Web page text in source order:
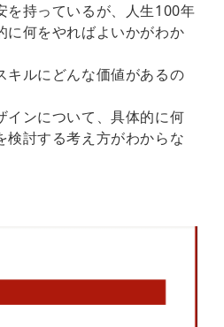
を持っているが、人生100年
に何をやればよいかがわか
キルにどんな価値があるの
インについて、具体的に何
検討する考え方がわからな